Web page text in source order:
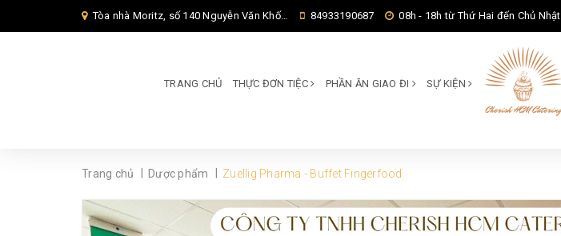
Tòa nhà Moritz, số 140 Nguyễn Văn Khối, Phường Thông Tây Hội, Thành phố Hồ Chí Minh, TP Hồ Chí Minh, 84933190687 08h - 18h từ Thứ Hai đến Chủ Nhật
TRANG CHỦ THỰC ĐƠN TIỆC PHẦN ĂN GIAO ĐI SỰ KIỆN
Trang chủ Dược phẩm Zuellig Pharma - Buffet Fingerfood